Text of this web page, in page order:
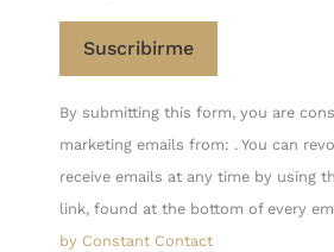
Constant
Contact
Use.
Please
leave
By submitting this form, you are
marketing emails from: . You can
receive emails at any time by using
link, found at the bottom of every
by Constant Contact